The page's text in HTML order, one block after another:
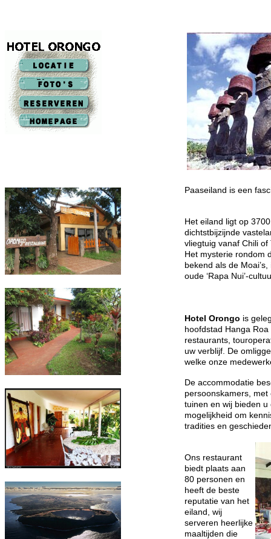
Paaseiland is een
Het eiland ligt op
dichtstbijzijnde
vliegtuig vanaf Chili of
Het mysterie rondom
bekend als de
oude ‘Rapa Nui’-
Hotel Orongo is
hoofdstad Hanga
restaurants,
uw verblijf. De
welke onze
De accommodatie
persoonskamers,
tuinen en wij bieden u
mogelijkheid om
tradities en
Ons restaurant
biedt plaats aan
80 personen en
heeft de beste
reputatie van het
eiland, wij
serveren heerlijke
maaltijden die